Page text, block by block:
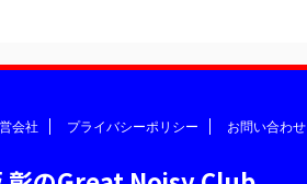
会社 プライバシーポリシー お問い合わせ